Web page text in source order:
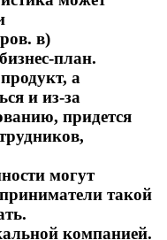
в)
план.
а
и из-за
придется
могут
такой
компанией.